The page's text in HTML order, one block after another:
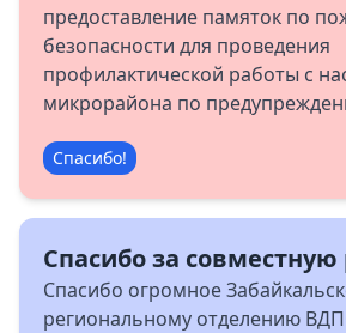
предоставление памяток по
безопасности для проведения
профилактической работы с
микрорайона по
Спасибо!
Спасибо за совместную
Спасибо огромное
региональному отделению